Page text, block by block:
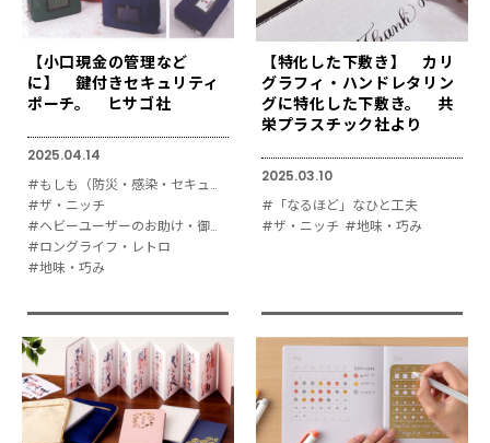
【小口現金の管理など
に】 鍵付きセキュリティ
ポーチ。 ヒサゴ社
2025.04.14
#もしも（防災・感染・セキュリティ対策）
#ザ・ニッチ
#ヘビーユーザーのお助け・御用達
#ロングライフ・レトロ
#地味・巧み
【特化した下敷き】 カリ
グラフィ・ハンドレタリン
グに特化した下敷き。 共
栄プラスチック社より
2025.03.10
#「なるほど」なひと工夫
#ザ・ニッチ #地味・巧み